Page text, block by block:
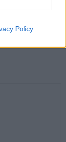
Policy
chewing-gum